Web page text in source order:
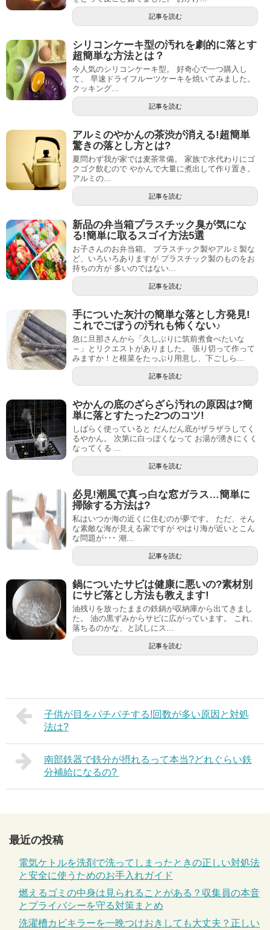
記事を読む
シリコンケーキ型の汚れを劇的に落とす
超簡単な方法とは？
今人気のシリコンケーキ型。 好奇心で一つ購入し
て、 早速ドライフルーツケーキを焼いてみました。
クッキング...
記事を読む
アルミのやかんの茶渋が消える!超簡単
驚きの落とし方とは?
夏問わず我が家では麦茶常備。 家族で水代わりにゴ
クゴク飲むので やかんで大量に煮出して作り置き。
アルミの...
記事を読む
新品の弁当箱プラスチック臭が気にな
る!簡単に取るスゴイ方法5選
お子さんのお弁当箱。 プラスチック製やアルミ製な
ど、いろいろありますが プラスチック製のものをお
持ちの方が 多いのではない...
記事を読む
手についた灰汁の簡単な落とし方発見!
これでごぼうの汚れも怖くない♪
急に旦那さんから「久しぶりに筑前煮食べたいな
～」とリクエストがありました。 張り切って作って
みますか！と根菜をたっぷり用意し、下ごしら...
記事を読む
やかんの底のざらざら汚れの原因は?簡
単に落とすたった2つのコツ!
しばらく使っていると だんだん底がザラザラしてく
るやかん。 次第に白っぽくなって お湯が湧きにくく
なってくる ...
記事を読む
必見!潮風で真っ白な窓ガラス…簡単に
掃除する方法は?
私はいつか海の近くに住むのが夢です。 ただ、そん
な素敵な海が見える家ですが やはり海が近いとこん
な問題が･･･ 潮...
記事を読む
鍋についたサビは健康に悪いの?素材別
にサビ落とし方法も教えます!
油残りを放ったままの鉄鍋が収納庫から出てきまし
た。 油の黒ずみからサビに広がっています。 これ、
落ちるのかな、と試しにス...
記事を読む
子供が目をパチパチする!回数が多い原因と対処
法は?
南部鉄器で鉄分が摂れるって本当?どれぐらい鉄
分補給になるの?
最近の投稿
電気ケトルを洗剤で洗ってしまったときの正しい対処法
と安全に使うためのお手入れガイド
燃えるゴミの中身は見られることがある？収集員の本音
とプライバシーを守る対策まとめ
洗濯槽カビキラーを一晩つけおきしても大丈夫？正しい